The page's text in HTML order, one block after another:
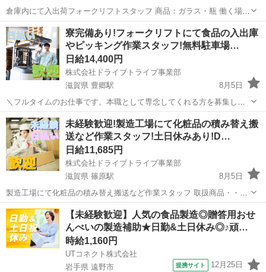
倉庫内にて入出荷フォークリフトスタッフ 商品：ガラス・瓶 働く場
所：倉庫内 年齢層 ：20〜55歳くらいまでの方が活躍中 勤務時間：
8:00〜16:30 【即面接出来ます】 ୨୧┈┈┈┈┈┈┈┈┈お仕事の3つ...
滋賀 湖南市 三雲駅 スタッフ
寮完備あり!フォークリフトにて食品の入出庫
やピッキング作業スタッフ!無料駐車場…
日給14,400円
株式会社ドライブトライブ事業部
滋賀県 豊郷駅
8月5日
＼フルタイムのお仕事です。本職として専念してくれる方を募集しま
す。／ フォークリフトにて食品の入出庫やピッキング作業スタッフ 取
扱商品・・・食品 作業比率・・・フォークリフト5割：作業5 作業場
所・・・冷蔵・冷凍...
滋賀 愛知郡 豊郷駅 倉庫 スタッフ
未経験歓迎!製造工場にて化粧品の積み替え搬
送など作業スタッフ!土日休みあり!D…
日給11,685円
株式会社ドライブトライブ事業部
滋賀県 篠原駅
8月5日
製造工場にて化粧品の積み替え搬送など作業スタッフ 取扱商品・・・
化粧品 作業場所・・・製造工場内 年齢層 ・・・20～55くらいまで
の方が活躍中 勤務時間・・・22:00～7:00 ◆すぐに面接出来る!履歴書
持参!...
滋賀 野洲市 篠原駅 倉庫 製造工場
【未経験歓迎】人気の食品製造◎贈答用おせ
んべいの製造補助★日勤&土日休み◎♪頑…
時給1,160円
UTコネクト株式会社
岩手県 遠野市
提携サイト 12月25日